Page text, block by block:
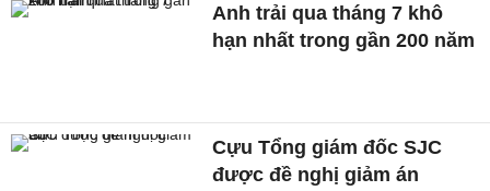
Anh trải qua tháng 7 khô
hạn nhất trong gần 200 năm
Cựu Tổng giám đốc SJC
được đề nghị giảm án